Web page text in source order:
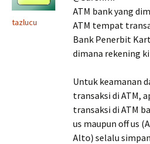
tazlucu
ATM bank yang
ATM tempat
Bank Penerbit
dimana rekening
Untuk keamanan
transaksi di ATM,
transaksi di ATM
us maupun off us
Alto) selalu